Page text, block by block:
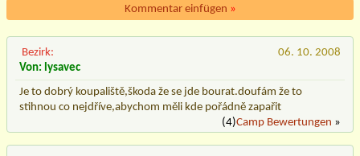
Kommentar einfügen »
Bezirk:
06. 10. 2008
Von: lysavec
Je to dobrý koupaliště,škoda že se jde bourat.doufám že to
stihnou co nejdříve,abychom měli kde pořádně zapařit
(4)Camp Bewertungen »